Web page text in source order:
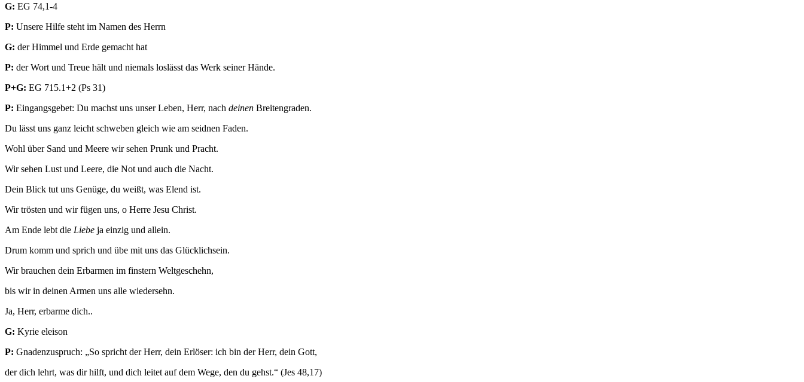
G: EG 74,1-4
P: Unsere Hilfe steht im Namen des Herrn
G: der Himmel und Erde gemacht hat
P: der Wort und Treue hält und niemals loslässt das Werk seiner Hände.
P+G: EG 715.1+2 (Ps 31)
P: Eingangsgebet: Du machst uns unser Leben, Herr, nach deinen Breitengraden.
Du lässt uns ganz leicht schweben gleich wie am seidnen Faden.
Wohl über Sand und Meere wir sehen Prunk und Pracht.
Wir sehen Lust und Leere, die Not und auch die Nacht.
Dein Blick tut uns Genüge, du weißt, was Elend ist.
Wir trösten und wir fügen uns, o Herre Jesu Christ.
Am Ende lebt die Liebe ja einzig und allein.
Drum komm und sprich und übe mit uns das Glücklichsein.
Wir brauchen dein Erbarmen im finstern Weltgeschehn,
bis wir in deinen Armen uns alle wiedersehn.
Ja, Herr, erbarme dich..
G: Kyrie eleison
P: Gnadenzuspruch: „So spricht der Herr, dein Erlöser: ich bin der Herr, dein Gott,
der dich lehrt, was dir hilft, und dich leitet auf dem Wege, den du gehst.“ (Jes 48,17)